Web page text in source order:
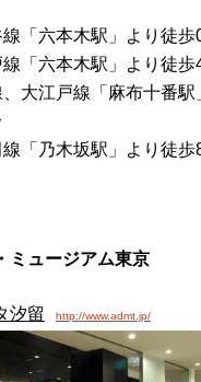
「六本木駅」より徒歩
「六本木駅」より徒歩
大江戸線「麻布十番駅
「乃木坂駅」より徒歩
ミュージアム東京
汐留 http://www.admt.jp/